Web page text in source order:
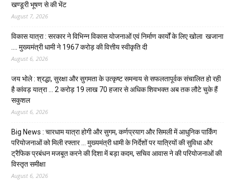
खण्डूरी भूषण से की भेंट
August 7, 2026
विकास यात्रा : सरकार ने विभिन्न विकास योजनाओं एवं निर्माण कार्यों के लिए खोला खजाना
…. मुख्यमंत्री धामी ने ₹1967 करोड़ की वित्तीय स्वीकृति दी
August 6, 2026
जय भोले : श्रद्धा, सुरक्षा और सुगमता के उत्कृष्ट समन्वय से सफलतापूर्वक संचालित हो रही
है कांवड़ यात्रा … 2 करोड़ 19 लाख 70 हजार से अधिक शिवभक्त अब तक लौटे चुके हैं
सकुशल
August 6, 2026
Big News : चारधाम यात्रा होगी और सुगम, कर्णप्रयाग और सिमली में आधुनिक पार्किंग
परियोजनाओं को मिली रफ्तार … मुख्यमंत्री धामी के निर्देशों पर यात्रियों की सुविधा और
ट्रैफिक प्रबंधन मजबूत करने की दिशा में बड़ा कदम, सचिव आवास ने की परियोजनाओं की
विस्तृत समीक्षा
August 6, 2026